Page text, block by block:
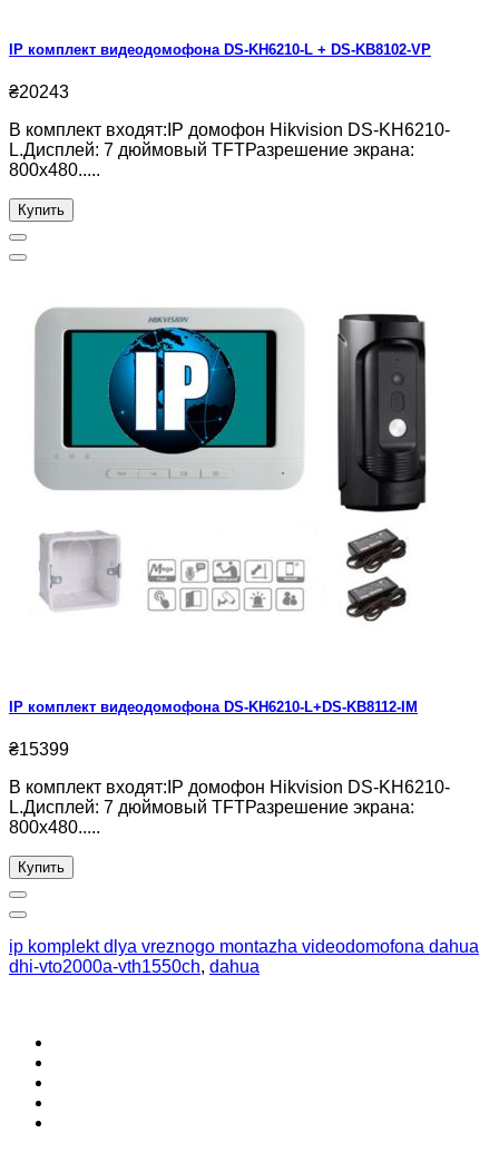
IP комплект видеодомофона DS-KH6210-L + DS-KB8102-VP
₴20243
В комплект входят:IP домофон Hikvision DS-KH6210-
L.Дисплей: 7 дюймовый TFTРазрешение экрана:
800x480.....
Купить
IP комплект видеодомофона DS-KH6210-L+DS-KB8112-IM
₴15399
В комплект входят:IP домофон Hikvision DS-KH6210-
L.Дисплей: 7 дюймовый TFTРазрешение экрана:
800x480.....
Купить
ip komplekt dlya vreznogo montazha videodomofona dahua
dhi-vto2000a-vth1550ch, dahua